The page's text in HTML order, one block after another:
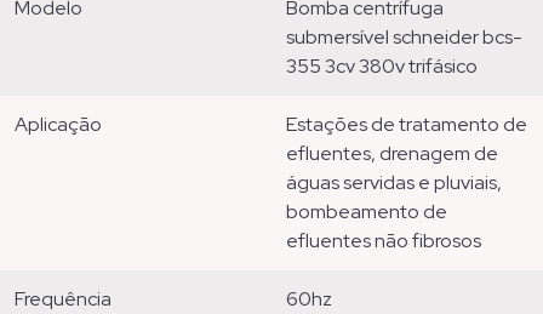
modelo
bomba centrífuga
submersível schneider bcs-
355 3cv 380v trifásico
aplicação
estações de tratamento de
efluentes, drenagem de
águas servidas e pluviais,
bombeamento de
efluentes não fibrosos
frequência 60hz